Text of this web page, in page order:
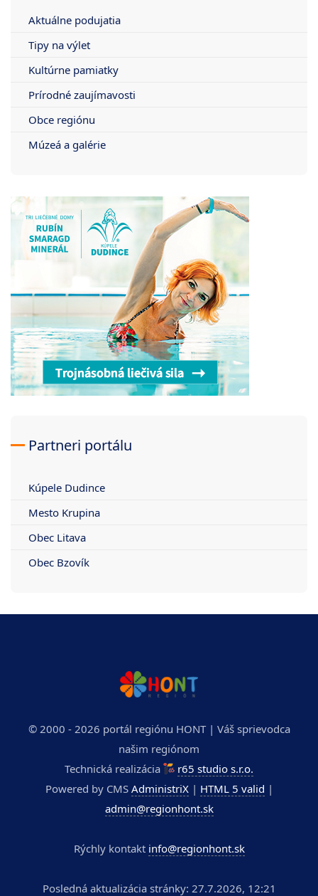
Aktuálne podujatia
Tipy na výlet
Kultúrne pamiatky
Prírodné zaujímavosti
Obce regiónu
Múzeá a galérie
Partneri portálu
Kúpele Dudince
Mesto Krupina
Obec Litava
Obec Bzovík
© 2000 - 2026 portál regiónu HONT | Váš sprievodca
našim regiónom
Technická realizácia
r65 studio s.r.o.
Powered by CMS AdministriX| HTML 5 valid |
admin@regionhont.sk
Rýchly kontakt info@regionhont.sk
Posledná aktualizácia stránky: 27.7.2026, 12:21